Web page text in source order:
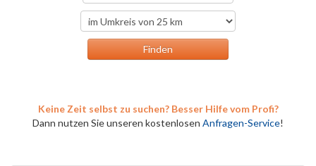
Keine Zeit selbst zu suchen? Besser Hilfe vom Profi?
Dann nutzen Sie unseren kostenlosen Anfragen-Service!